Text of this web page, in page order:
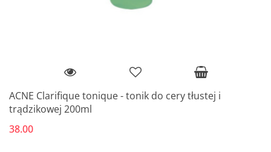
ACNE Clarifique tonique - tonik do cery tłustej i
trądzikowej 200ml
38.00